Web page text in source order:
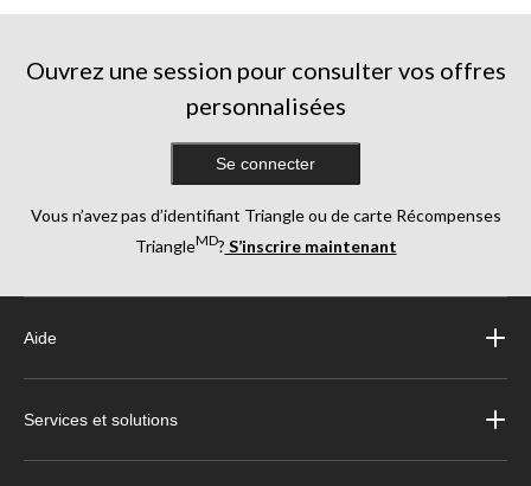
Ouvrez une session pour consulter vos offres
personnalisées
Se connecter
Vous n’avez pas d’identifiant Triangle ou de carte Récompenses
TriangleMD? S’inscrire maintenant
Aide
Services et solutions